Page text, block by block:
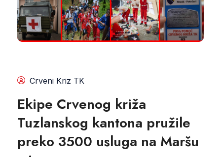
Crveni Kriz TK
Ekipe Crvenog križa
Tuzlanskog kantona pružile
preko 3500 usluga na Maršu